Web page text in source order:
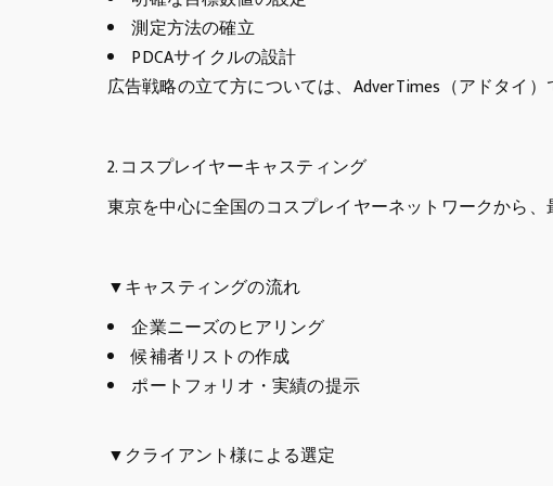
測定方法の確立
PDCAサイクルの設計
広告戦略の立て方については、AdverTimes（アドタイ）
2. コスプレイヤーキャスティング
東京を中心に全国のコスプレイヤーネットワークから、
▼キャスティングの流れ
企業ニーズのヒアリング
候補者リストの作成
ポートフォリオ・実績の提示
▼クライアント様による選定